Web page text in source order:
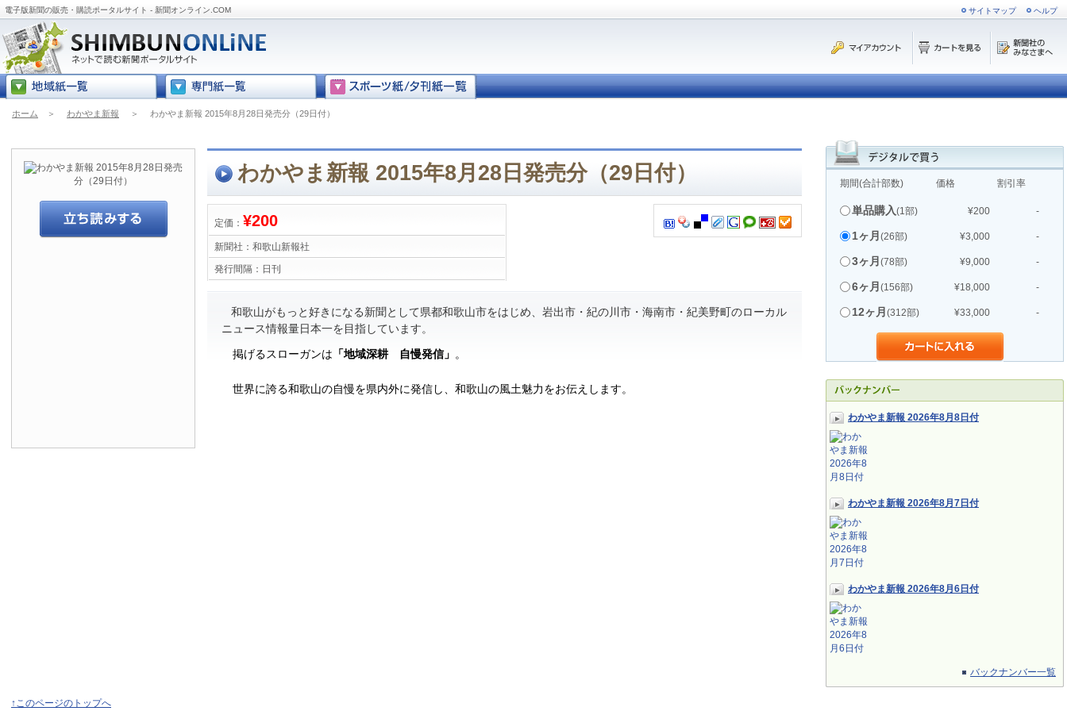
電子版新聞の販売・購読ポータルサイト - 新聞オンライン.COM サイトマップ ヘルプ
ホーム ＞ わかやま新報 ＞ わかやま新報 2015年8月28日発売分（29日付）
期間(合計部数) 価格 割引率
単品購入(1部) ¥200 -
1ヶ月 (26部) ¥3,000 -
3ヶ月 (78部) ¥9,000 -
6ヶ月 (156部) ¥18,000 -
12ヶ月 (312部) ¥33,000 -
わかやま新報 2026年8月8日付
わかやま新報 2026年8月7日付
わかやま新報 2026年8月6日付
バックナンバー一覧
わかやま新報 2015年8月28日発売分（29日付）
定価： ¥200
新聞社： 和歌山新報社
発行間隔： 日刊
和歌山がもっと好きになる新聞として県都和歌山市をはじめ、岩出市・紀の川市・海南市・紀美野町のローカル
ニュース情報量日本一を目指しています。
掲げるスローガンは 「地域深耕 自慢発信」 。
世界に誇る和歌山の自慢を県内外に発信し、和歌山の風土魅力をお伝えします。
↑このページのトップへ